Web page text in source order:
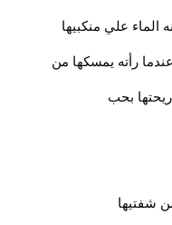
علي منكبيها
رأته يمسكها من
بحب
شفتيها